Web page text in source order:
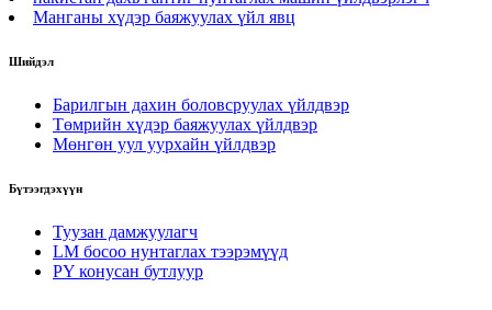
Манганы хүдэр баяжуулах үйл явц
Шийдэл
Барилгын дахин боловсруулах үйлдвэр
Төмрийн хүдэр баяжуулах үйлдвэр
Мөнгөн уул уурхайн үйлдвэр
Бүтээгдэхүүн
Туузан дамжуулагч
LM босоо нунтаглах тээрэмүүд
PY конусан бутлуур